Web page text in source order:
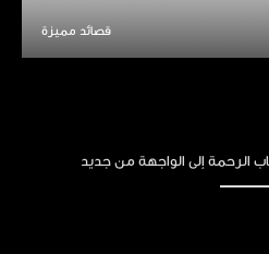
قصائد مميزة
الرحمة إلى الواجهة من جديد